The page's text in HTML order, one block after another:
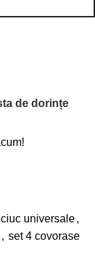
de dorințe
universale,
, set 4 covorase